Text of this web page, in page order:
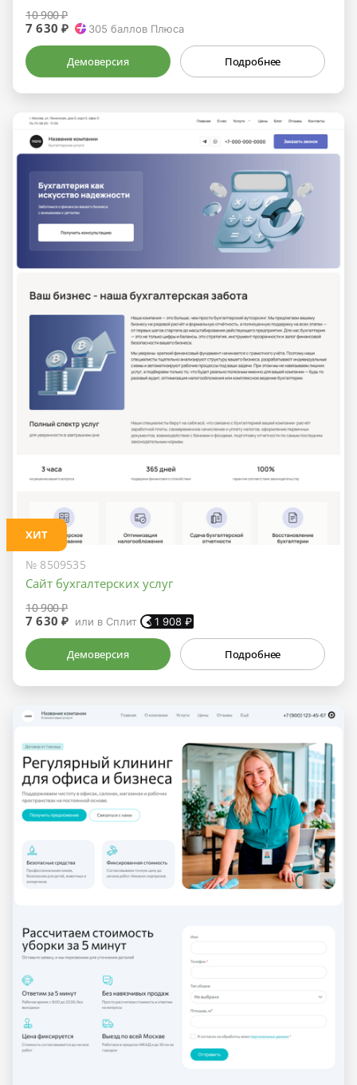
10 900 ₽
7 630 ₽ 305 баллов Плюса
Демоверсия Подробнее
ХИТ
№ 8509535
Сайт бухгалтерских услуг
10 900 ₽
7 630 ₽ или в Сплит 1 908 ₽
Демоверсия Подробнее